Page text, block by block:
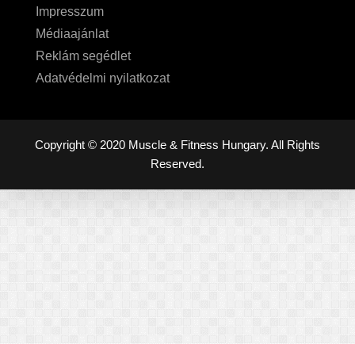
Impresszum
Médiaajánlat
Reklám segédlet
Adatvédelmi nyilatkozat
Copyright © 2020 Muscle & Fitness Hungary. All Rights
Reserved.